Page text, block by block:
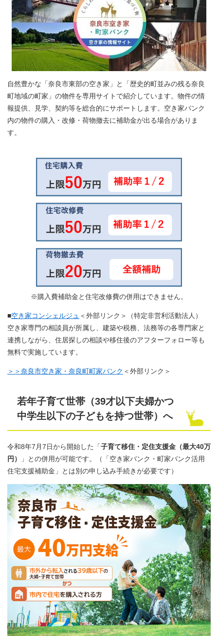
自然豊かな「奈良市東部の空き家」と「歴史的町並みの残る奈良
町地域の町家」の物件を専用サイトで紹介しています。物件の情
報提供、見学、契約等を総合的にサポートします。空き家バンク
内の物件の購入・改修・荷物撤去に補助金が出る場合がありま
す。
※​購入費補助金と住宅改修費の併用はできません。
■空き家コンシェルジュ ＜外部リンク＞
（特定非営利活動法人）
空き家専門の相談員が所属し、建築や税務、法務等の各専門家と
連携しながら、住居探しの相談や移住後のアフターフォロー等も
無料で実施しています。​
＞＞奈良市空き家・奈良町町家バンク ＜外部リンク＞
若年子育て世帯（39才以下夫婦かつ
中学生以下の子どもを持つ世帯）へ
令和8年7月7日から開始した「子育て移住・定住支援金（最大40万
円）
」との併用が可能です。（「空き家バンク・町家バンク活用
住宅支援補助金​」とは別の申し込み手続きが必要です）